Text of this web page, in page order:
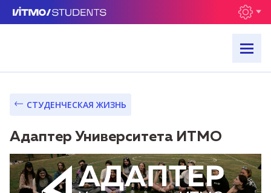
СТУДЕНЧЕСКАЯ ЖИЗНЬ
Адаптер Университета ИТМО